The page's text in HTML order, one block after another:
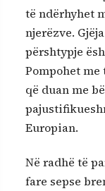
të ndërhyhet
njerëzve.
përshtypje
Pompohet me
që duan me
Europian.
Në radhë të
fare sepse